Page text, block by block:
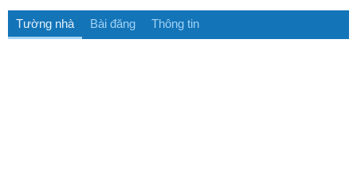
Tường nhà Bài đăng Thông tin